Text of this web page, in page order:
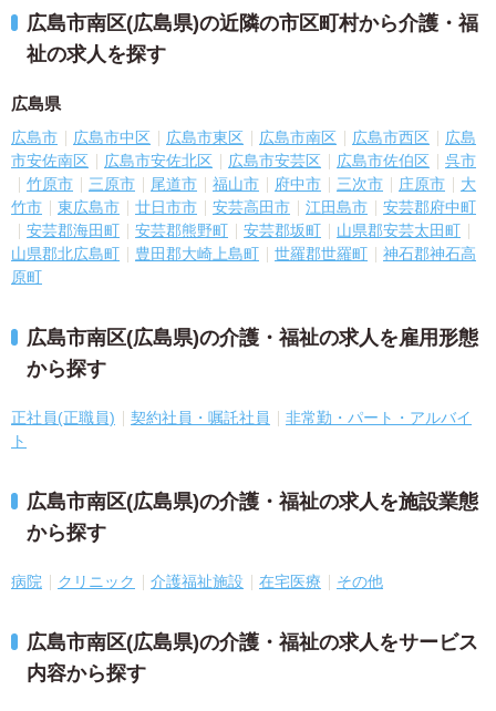
広島市南区(広島県)の近隣の市区町村から介護・福
祉の求人を探す
広島県
広島市 広島市中区 広島市東区 広島市南区 広島市西区
広島
市安佐南区
広島市安佐北区 広島市安芸区 広島市佐伯区
呉市
竹原市
三原市 尾道市 福山市 府中市 三次市 庄原市
大
竹市
東広島市 廿日市市 安芸高田市 江田島市
安芸郡府中町
安芸郡海田町
安芸郡熊野町 安芸郡坂町
山県郡安芸太田町
山県郡北広島町
豊田郡大崎上島町 世羅郡世羅町
神石郡神石高
原町
広島市南区(広島県)の介護・福祉の求人を雇用形態
から探す
正社員(正職員) 契約社員・嘱託社員
非常勤・パート・アルバイ
ト
広島市南区(広島県)の介護・福祉の求人を施設業態
から探す
病院 クリニック 介護福祉施設 在宅医療 その他
広島市南区(広島県)の介護・福祉の求人をサービス
内容から探す